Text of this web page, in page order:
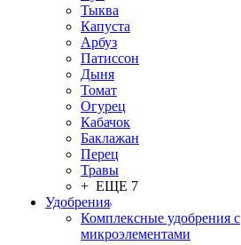
Тыква
Капуста
Арбуз
Патиссон
Дыня
Томат
Огурец
Кабачок
Баклажан
Перец
Травы
+ ЕЩЕ 7
Удобрения
Комплексные удобрения с
микроэлементами